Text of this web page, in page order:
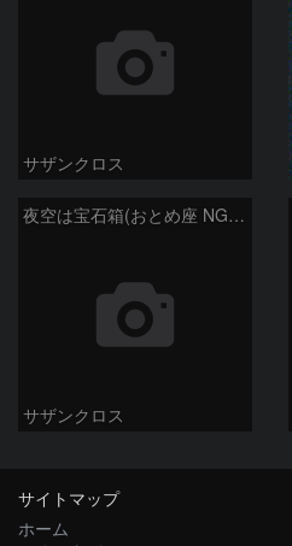
サザンクロス
夜空は宝石箱(おとめ座 NGC5746) Seestar50
サザンクロス
サイトマップ
ホーム